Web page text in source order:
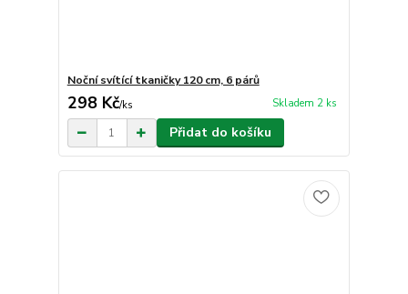
Noční svítící tkaničky 120 cm, 6 párů
298 Kč/ks Skladem 2 ks
Přidat do košíku